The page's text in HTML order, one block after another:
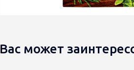
Вас может